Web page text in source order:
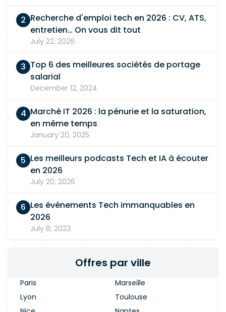
Recherche d'emploi tech en 2026 : CV, ATS,
entretien… On vous dit tout
July 22, 2026
Top 6 des meilleures sociétés de portage
salarial
December 12, 2024
Marché IT 2026 : la pénurie et la saturation,
en même temps
January 20, 2025
Les meilleurs podcasts Tech et IA à écouter
en 2026
July 20, 2026
Les événements Tech immanquables en
2026
July 8, 2023
Offres par ville
Paris
Marseille
Lyon
Toulouse